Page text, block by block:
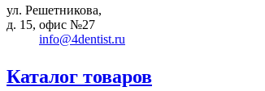
ул. Решетникова,
д. 15, офис №27
info@4dentist.ru
Каталог товаров